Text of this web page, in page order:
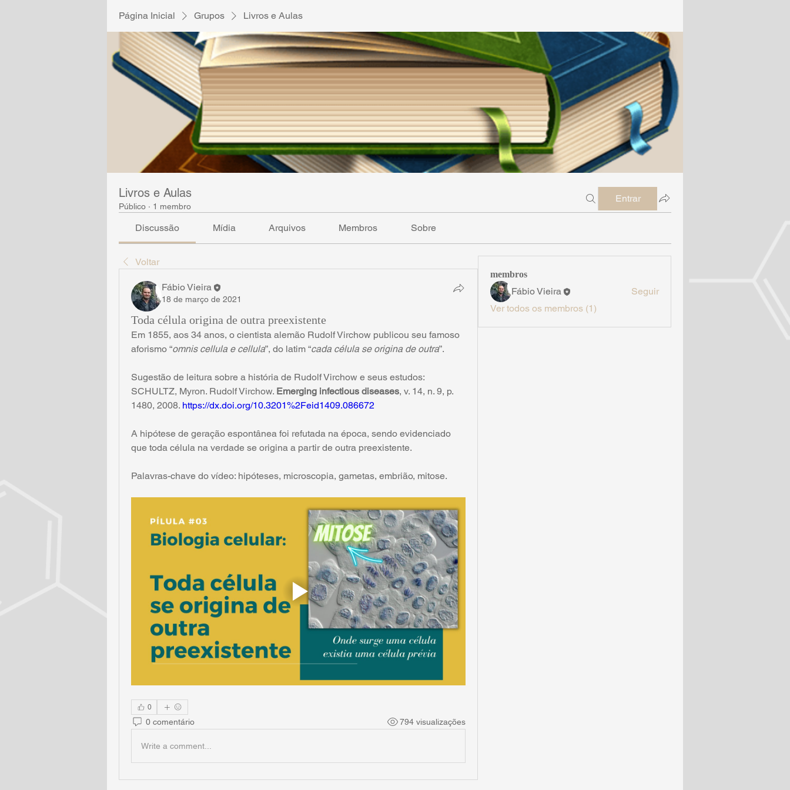
Página Inicial Grupos Livros e Aulas
Livros e Aulas
Público · 1 membro
Entrar
Discussão Mídia Arquivos Membros Sobre
Voltar
Fábio Vieira
18 de março de 2021
Toda célula origina de outra preexistente
Em 1855, aos 34 anos, o cientista alemão Rudolf Virchow publicou seu famoso
aforismo “omnis cellula e cellula”, do latim “cada célula se origina de outra”.
Sugestão de leitura sobre a história de Rudolf Virchow e seus estudos:
SCHULTZ, Myron. Rudolf Virchow. Emerging infectious diseases, v. 14, n. 9, p.
1480, 2008. https://dx.doi.org/10.3201%2Feid1409.086672
A hipótese de geração espontânea foi refutada na época, sendo evidenciado
que toda célula na verdade se origina a partir de outra preexistente.
Palavras-chave do vídeo: hipóteses, microscopia, gametas, embrião, mitose.
0
0 comentário 794 visualizações
Write a comment...
membros
Fábio Vieira
Seguir
Ver todos os membros (1)